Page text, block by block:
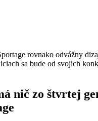
rovnako odvážny
sa bude od svojich
nič zo štvrtej